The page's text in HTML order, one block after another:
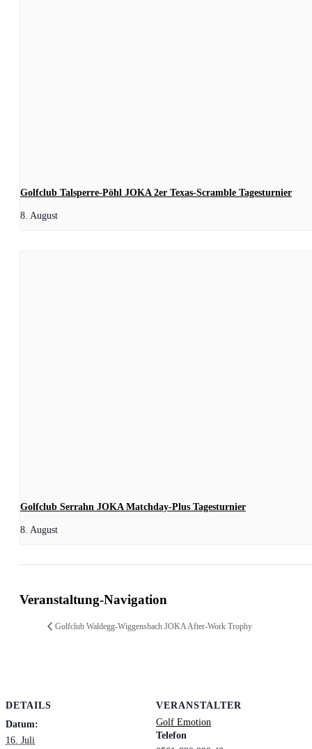
Golfclub Talsperre-Pöhl JOKA 2er Texas-Scramble Tagesturnier
8. August
Golfclub Serrahn JOKA Matchday-Plus Tagesturnier
8. August
Veranstaltung-Navigation
Golfclub Waldegg-Wiggensbach JOKA After-Work Trophy
DETAILS
Datum:
16. Juli
VERANSTALTER
Golf Emotion
Telefon